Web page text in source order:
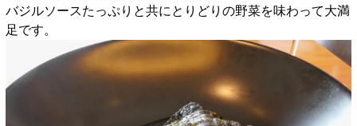
バジルソースたっぷりと共にとりどりの野菜を味わって大満
足です。